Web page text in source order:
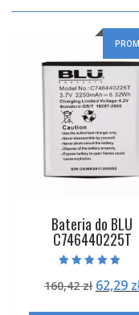
Bateria do BLU
C746440225T
5.00
na 5
160,42zł 62,29